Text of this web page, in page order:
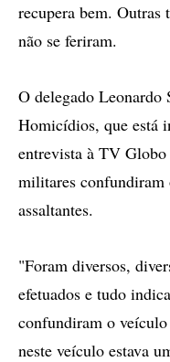
recupera bem. Outras
não se feriram.
O delegado Leonardo
Homicídios, que está
entrevista à TV
militares
assaltantes.
"Foram diversos,
efetuados e tudo
confundiram o
neste veículo estava